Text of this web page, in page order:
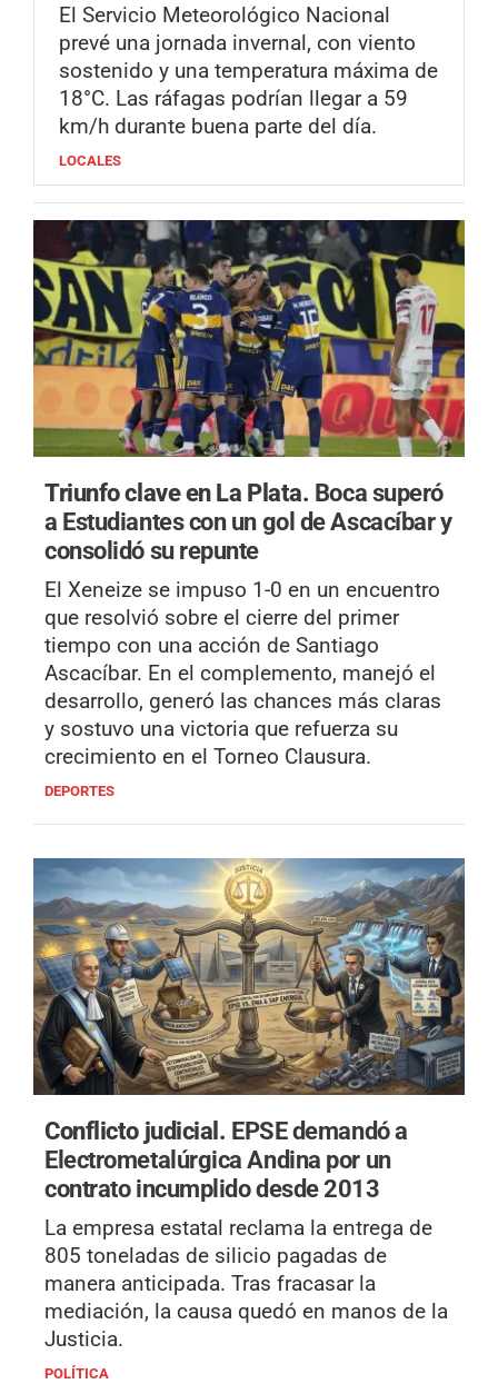
El Servicio Meteorológico Nacional
prevé una jornada invernal, con viento
sostenido y una temperatura máxima de
18°C. Las ráfagas podrían llegar a 59
km/h durante buena parte del día.
LOCALES
Triunfo clave en La Plata. Boca superó
a Estudiantes con un gol de Ascacíbar y
consolidó su repunte
El Xeneize se impuso 1-0 en un encuentro
que resolvió sobre el cierre del primer
tiempo con una acción de Santiago
Ascacíbar. En el complemento, manejó el
desarrollo, generó las chances más claras
y sostuvo una victoria que refuerza su
crecimiento en el Torneo Clausura.
DEPORTES
Conflicto judicial. EPSE demandó a
Electrometalúrgica Andina por un
contrato incumplido desde 2013
La empresa estatal reclama la entrega de
805 toneladas de silicio pagadas de
manera anticipada. Tras fracasar la
mediación, la causa quedó en manos de la
Justicia.
POLÍTICA